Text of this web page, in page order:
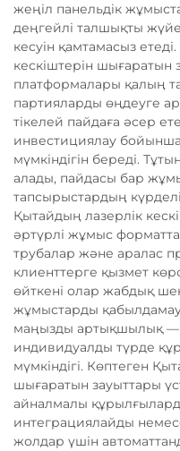
жеңіл панельдік
деңгейлі талшықты
кесуін қамтамасыз
кескіштерін
платформалары қалың
партияларды өңдеуге
тікелей пайдаға әсер
инвестициялау
мүмкіндігін береді.
алады, пайдасы бар
тапсырыстардың
Қытайдың лазерлік
әртүрлі жұмыс
трубалар және аралас
клиенттерге қызмет
өйткені олар жабдық
жұмыстарды
маңызды артықшылық —
индивидуалды түрде
мүмкіндігі. Көптеген
шығаратын зауыттары
айналмалы
интеграциялайды
жолдар үшін